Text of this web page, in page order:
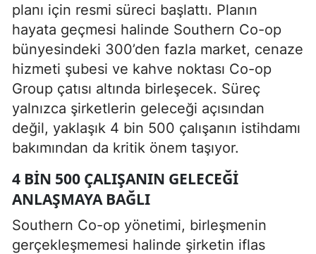
planı için resmi süreci başlattı. Planın
hayata geçmesi halinde Southern Co-op
bünyesindeki 300’den fazla market, cenaze
hizmeti şubesi ve kahve noktası Co-op
Group çatısı altında birleşecek. Süreç
yalnızca şirketlerin geleceği açısından
değil, yaklaşık 4 bin 500 çalışanın istihdamı
bakımından da kritik önem taşıyor.
4 BIN 500 ÇALIŞANIN GELECEĞI
ANLAŞMAYA BAĞLI
Southern Co-op yönetimi, birleşmenin
gerçekleşmemesi halinde şirketin iflas